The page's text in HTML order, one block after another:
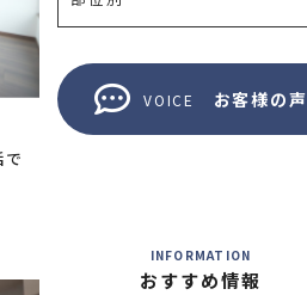
VOICE お客様の声
INFORMATION
おすすめ情報